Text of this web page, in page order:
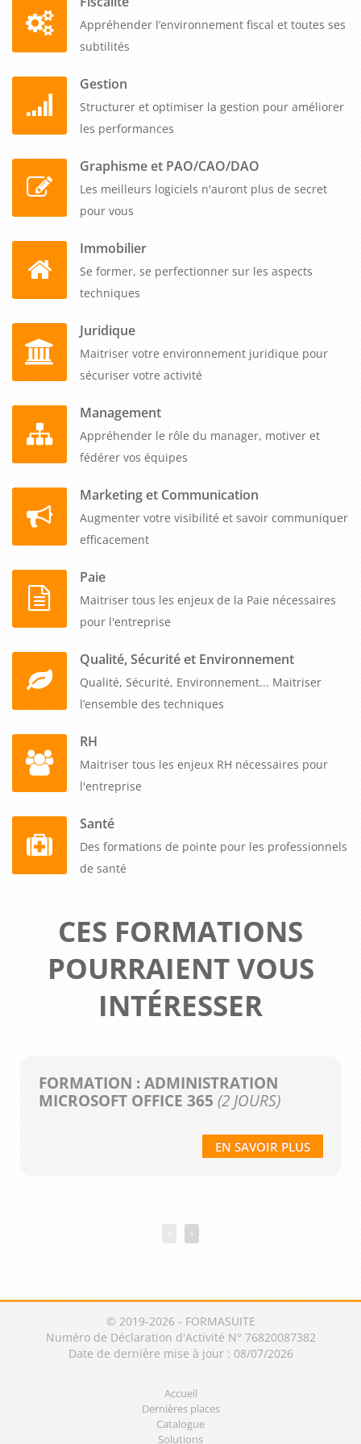
Appréhender l’environnement fiscal et toutes ses
subtilités
Gestion
Structurer et optimiser la gestion pour améliorer
les performances
Graphisme et PAO/CAO/DAO
Les meilleurs logiciels n'auront plus de secret
pour vous
Immobilier
Se former, se perfectionner sur les aspects
techniques
Juridique
Maitriser votre environnement juridique pour
sécuriser votre activité
Management
Appréhender le rôle du manager, motiver et
fédérer vos équipes
Marketing et Communication
Augmenter votre visibilité et savoir communiquer
efficacement
Paie
Maitriser tous les enjeux de la Paie nécessaires
pour l'entreprise
Qualité, Sécurité et Environnement
Qualité, Sécurité, Environnement... Maitriser
l’ensemble des techniques
RH
Maitriser tous les enjeux RH nécessaires pour
l'entreprise
Santé
Des formations de pointe pour les professionnels
de santé
CES FORMATIONS
POURRAIENT VOUS
INTÉRESSER
FORMATION : ADMINISTRATION
MICROSOFT OFFICE 365 (2 JOURS)
EN SAVOIR PLUS
›
© 2019-2026 - FORMASUITE
Numéro de Déclaration d'Activité N° 76820087382
Date de dernière mise à jour : 08/07/2026
Accueil
Dernières places
Catalogue
Solutions